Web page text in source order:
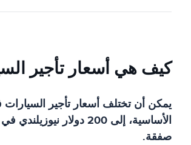
كيف هي أسعار تأجير
الأساسية، إلى 200
صفقة.